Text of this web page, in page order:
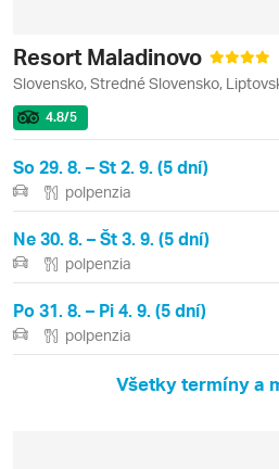
Resort Maladinovo
Slovensko, Stredné Slovensko,
4.8/5
So 29. 8. – St 2. 9. (5 dní)
polpenzia
Ne 30. 8. – Št 3. 9. (5 dní)
polpenzia
Po 31. 8. – Pi 4. 9. (5 dní)
polpenzia
Všetky termíny a